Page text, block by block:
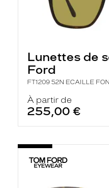
Lunettes de
Ford
FT1209 52N ECAILLE
À partir de
255,00 €